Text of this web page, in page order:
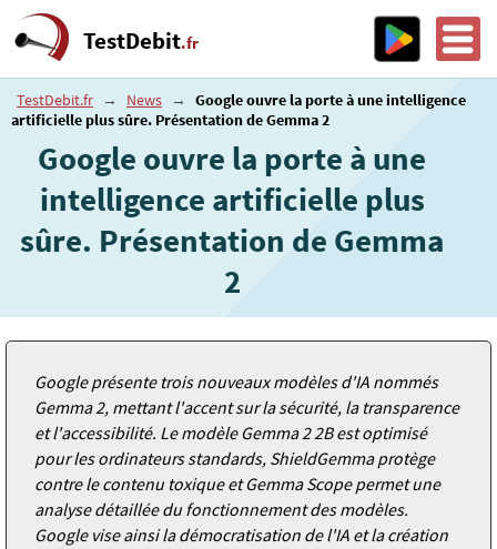
TestDebit.fr
TestDebit.fr → News →
Google ouvre la porte à une intelligence
artificielle plus sûre. Présentation de Gemma 2
Google ouvre la porte à une
intelligence artificielle plus
sûre. Présentation de Gemma
2
Google présente trois nouveaux modèles d'IA nommés
Gemma 2, mettant l'accent sur la sécurité, la transparence
et l'accessibilité. Le modèle Gemma 2 2B est optimisé
pour les ordinateurs standards, ShieldGemma protège
contre le contenu toxique et Gemma Scope permet une
analyse détaillée du fonctionnement des modèles.
Google vise ainsi la démocratisation de l'IA et la création